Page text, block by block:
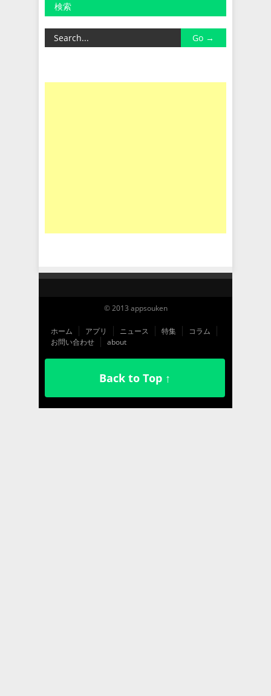
検索
© 2013 appsouken
ホーム アプリ ニュース 特集
コラム
お問い合わせ
about
Back to Top ↑